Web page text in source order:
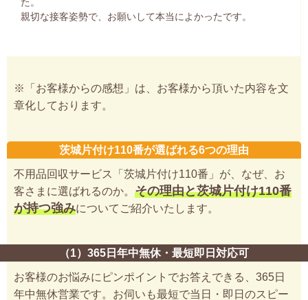
親切な接客姿勢で、お願いして本当によかったです。
※「お客様からの感想」は、お客様から頂いた内容を文
章化しております。
茨城片付け110番が選ばれる6つの理由
不用品回収サービス「茨城片付け110番」が、なぜ、お
客さまに選ばれるのか。 その理由と茨城片付け110番
が持つ強みについてご紹介いたします。
（1）365日年中無休・最短即日対応可
お客様のお悩みにピンポイントでお答えできる、365日
年中無休営業です。お伺いも最短で当日・即日のスピー